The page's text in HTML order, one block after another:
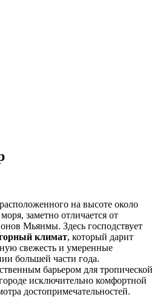
на высоте около
заметно отличается от
Мьянмы. Здесь господствует
климат, который дарит
свежесть и умеренные
большей части года.
барьером для тропической
исключительно комфортной
достопримечательностей.